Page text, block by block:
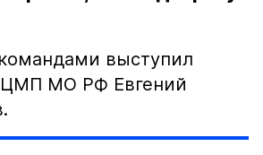
выступил
МО РФ Евгений